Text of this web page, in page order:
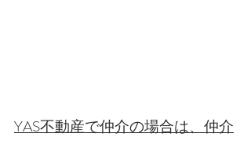
YAS不動産で仲介の場合は、仲介